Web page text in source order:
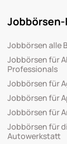
Jobbörsen-
Jobbörsen alle
Jobbörsen für
Professionals
Jobbörsen für
Jobbörsen für
Jobbörsen für
Jobbörsen für
Autowerkstatt